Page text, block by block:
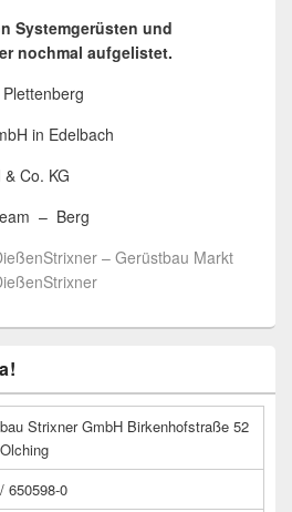
Systemgerüsten und
nochmal aufgelistet.
in Edelbach
Co. KG
– Berg
– Gerüstbau Markt
Strixner GmbH Birkenhofstraße 52
650598-0